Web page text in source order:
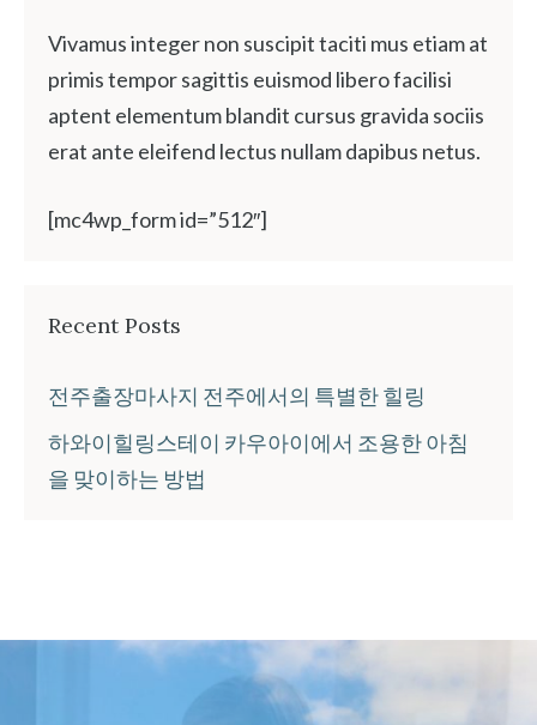
Vivamus integer non suscipit taciti mus etiam at
primis tempor sagittis euismod libero facilisi
aptent elementum blandit cursus gravida sociis
erat ante eleifend lectus nullam dapibus netus.
[mc4wp_form id=”512″]
Recent Posts
전주출장마사지 전주에서의 특별한 힐링
하와이힐링스테이 카우아이에서 조용한 아침
을 맞이하는 방법